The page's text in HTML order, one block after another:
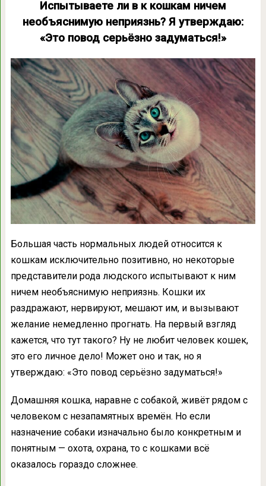
Испытываете ли в к кошкам ничем
необъяснимую неприязнь? Я утверждаю:
«Это повод серьёзно задуматься!»
Большая часть нормальных людей относится к
кошкам исключительно позитивно, но некоторые
представители рода людского испытывают к ним
ничем необъяснимую неприязнь. Кошки их
раздражают, нервируют, мешают им, и вызывают
желание немедленно прогнать. На первый взгляд
кажется, что тут такого? Ну не любит человек кошек,
это его личное дело! Может оно и так, но я
утверждаю: «Это повод серьёзно задуматься!»
Домашняя кошка, наравне с собакой, живёт рядом с
человеком с незапамятных времён. Но если
назначение собаки изначально было конкретным и
понятным — охота, охрана, то с кошками всё
оказалось гораздо сложнее.